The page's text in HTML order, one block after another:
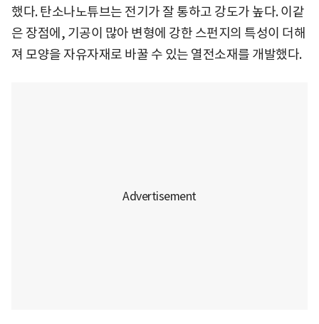
했다. 탄소나노튜브는 전기가 잘 통하고 강도가 높다. 이같
은 장점에, 기공이 많아 변형에 강한 스펀지의 특성이 더해
져 모양을 자유자재로 바꿀 수 있는 열전소재를 개발했다.